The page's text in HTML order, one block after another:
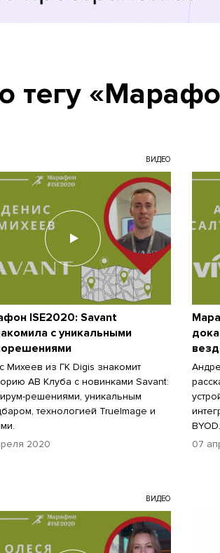
тегу
ВИДЕО
ISE2020: Savant
с уникальными
Михеев из ГК Digis знакомит
АВ Клуба с новинками Savant:
решениями, уникальным
технологией TrueImage и
2020
BYOD.
07
ВИДЕО